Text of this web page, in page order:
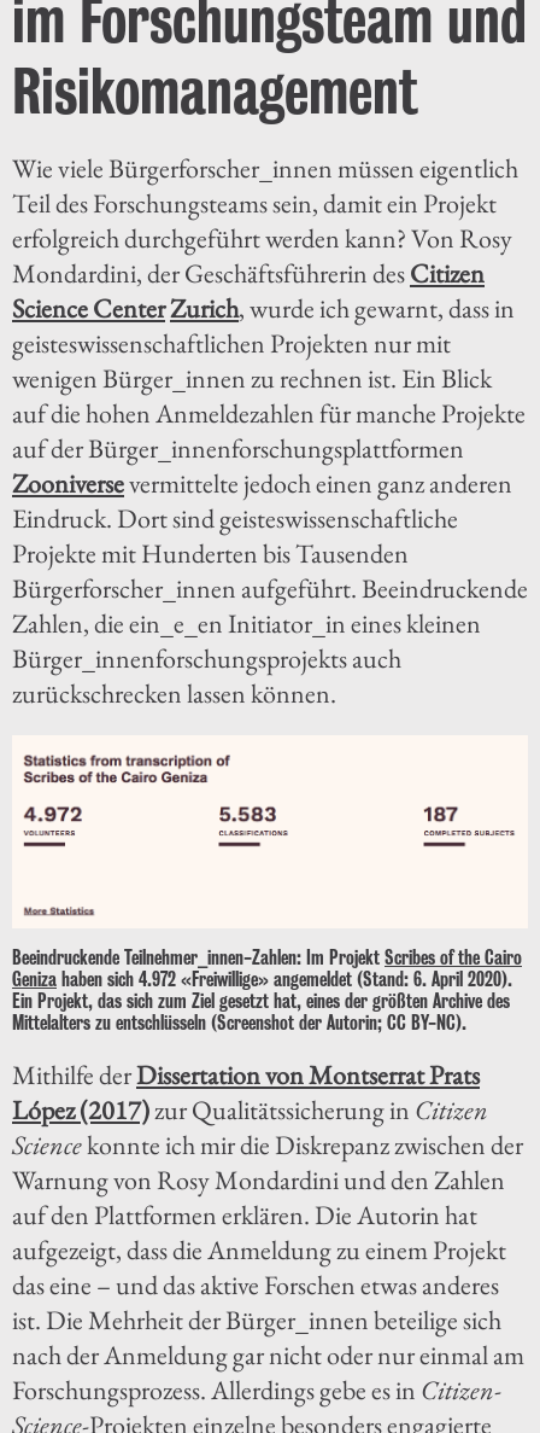
im Forschungsteam und
Risikomanagement
Wie viele Bürgerforscher_innen müssen eigentlich
Teil des Forschungsteams sein, damit ein Projekt
erfolgreich durchgeführt werden kann? Von Rosy
Mondardini, der Geschäftsführerin desCitizen
Science CenterZurich, wurde ich gewarnt, dass in
geisteswissenschaftlichen Projekten nur mit
wenigen Bürger_innen zu rechnen ist. Ein Blick
auf die hohen Anmeldezahlen für manche Projekte
auf der Bürger_innenforschungsplattformen
Zooniversevermittelte jedoch einen ganz anderen
Eindruck. Dort sind geisteswissenschaftliche
Projekte mit Hunderten bis Tausenden
Bürgerforscher_innen aufgeführt. Beeindruckende
Zahlen, die ein_e_en Initiator_in eines kleinen
Bürger_innenforschungsprojekts auch
zurückschrecken lassen können.
Beeindruckende Teilnehmer_innen-Zahlen: Im Projekt Scribes of the Cairo
Geniza haben sich 4.972 «Freiwillige» angemeldet (Stand: 6. April 2020).
Ein Projekt, das sich zum Ziel gesetzt hat, eines der größten Archive des
Mittelalters zu entschlüsseln (Screenshot der Autorin; CC BY-NC).
Mithilfe derDissertation von Montserrat Prats
López (2017)zur Qualitätssicherung in Citizen
Sciencekonnte ich mir die Diskrepanz zwischen der
Warnung von Rosy Mondardini und den Zahlen
auf den Plattformen erklären. Die Autorin hat
aufgezeigt, dass die Anmeldung zu einem Projekt
das eine – und das aktive Forschen etwas anderes
ist. Die Mehrheit der Bürger_innen beteilige sich
nach der Anmeldung gar nicht oder nur einmal am
Forschungsprozess. Allerdings gebe es in Citizen-
Science-Projekten einzelne besonders engagierte